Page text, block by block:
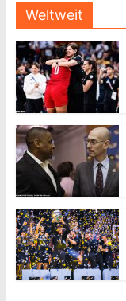
Weltweit